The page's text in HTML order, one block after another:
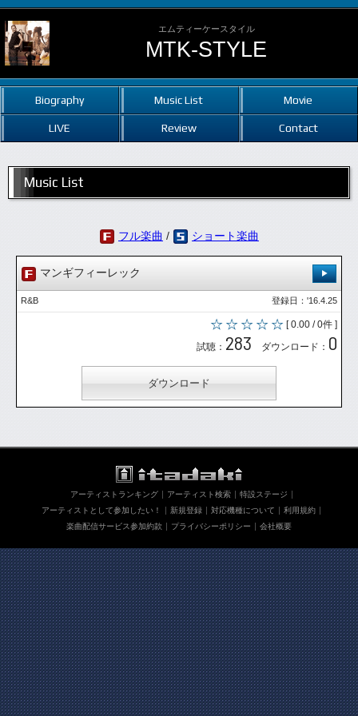
エムティーケースタイル
MTK-STYLE
Biography Music List Movie
LIVE Review Contact
Music List
フル楽曲 / ショート楽曲
マンギフィーレック
登録日：'16.4.25
R&B
[ 0.00 / 0件 ]
試聴： 283 ダウンロード： 0
ダウンロード
アーティストランキング アーティスト検索
特設ステージ
アーティストとして参加したい！
新規登録 対応機種について
利用規約
楽曲配信サービス参加約款
プライバシーポリシー 会社概要